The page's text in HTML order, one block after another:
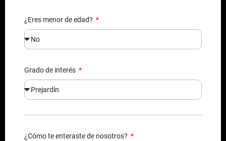
¿Eres menor de edad?
Grado de interés
¿Cómo te enteraste de nosotros?